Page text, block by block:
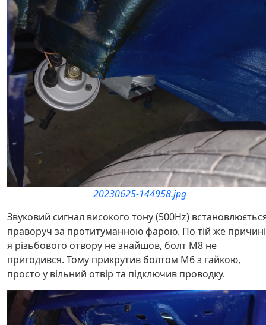
20230625-144958.jpg
Звуковий сигнал високого тону (500Hz)
праворуч за протитуманною фарою. По тій же
я різьбового отвору не знайшов, болт M8 не
пригодився. Тому прикрутив болтом M6 з гайкою,
просто у вільний отвір та підключив проводку.